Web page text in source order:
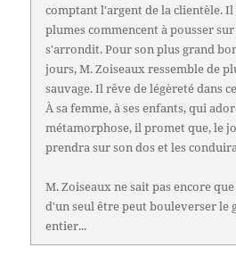
comptant l'argent de la clientèle. Il
plumes commencent à pousser
s'arrondit. Pour son plus grand
jours, M. Zoiseaux ressemble de
sauvage. Il rêve de légèreté dans
À sa femme, à ses enfants, qui
métamorphose, il promet que, le
prendra sur son dos et les
M. Zoiseaux ne sait pas encore
d'un seul être peut bouleverser le
entier...